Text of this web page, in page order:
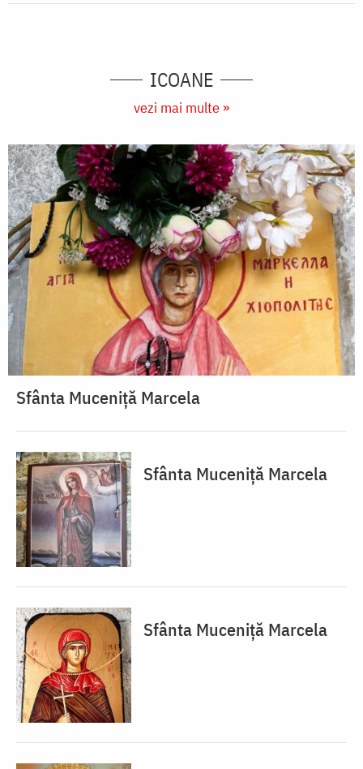
ICOANE
vezi mai multe »
Sfânta Muceniță Marcela
Sfânta Muceniță Marcela
Sfânta Muceniță Marcela